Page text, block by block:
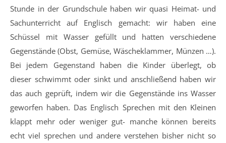
Stunde in der Grundschule haben wir quasi Heimat- und
Sachunterricht auf Englisch gemacht: wir haben eine
Schüssel mit Wasser gefüllt und hatten verschiedene
Gegenstände (Obst, Gemüse, Wäscheklammer, Münzen …).
Bei jedem Gegenstand haben die Kinder überlegt, ob
dieser schwimmt oder sinkt und anschließend haben wir
das auch geprüft, indem wir die Gegenstände ins Wasser
geworfen haben. Das Englisch Sprechen mit den Kleinen
klappt mehr oder weniger gut- manche können bereits
echt viel sprechen und andere verstehen bisher nicht so